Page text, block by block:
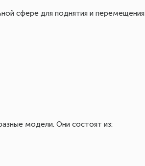
сфере для поднятия и перемещения
модели. Они состоят из: